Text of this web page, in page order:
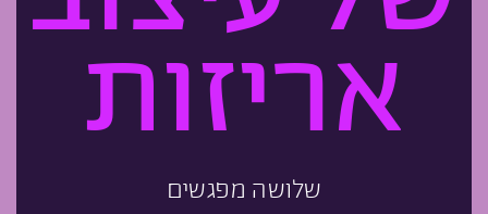
אריזות
שלושה מפגשים